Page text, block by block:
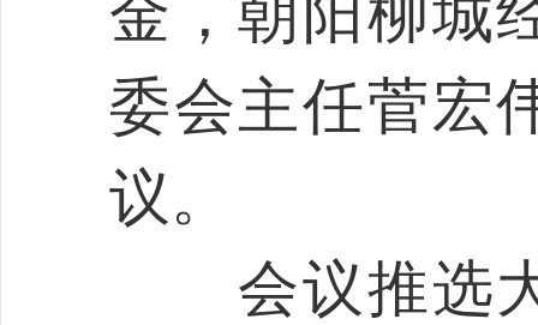
金，朝阳柳城
委会主任菅宏
议。
会议推选大